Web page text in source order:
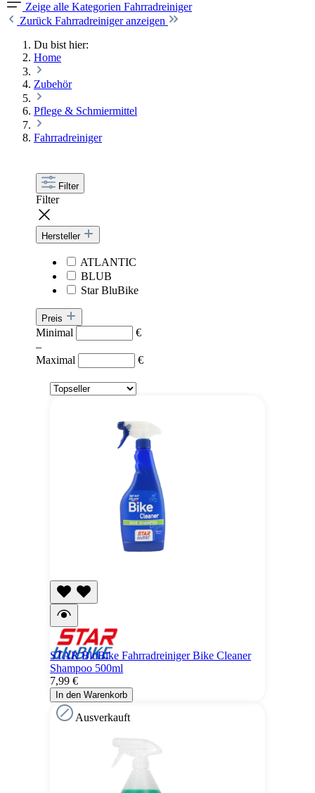
Zeige alle Kategorien Fahrradreiniger
Zurück Fahrradreiniger anzeigen
Du bist hier:
Home
Zubehör
Pflege & Schmiermittel
Fahrradreiniger
Filter
Filter
Hersteller
ATLANTIC
BLUB
Star BluBike
Preis
Minimal
€
–
Maximal
€
STAR BluBike Fahrradreiniger Bike Cleaner
Shampoo 500ml
7,99 €
In den Warenkorb
Ausverkauft